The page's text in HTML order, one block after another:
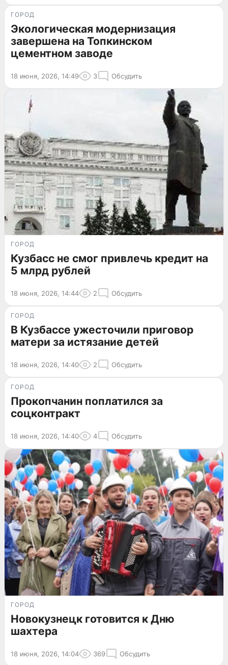
ГОРОД
Экологическая модернизация
завершена на Топкинском
цементном заводе
18 июня, 2026, 14:49 3 Обсудить
ГОРОД
Кузбасс не смог привлечь кредит на
5 млрд рублей
18 июня, 2026, 14:44 2 Обсудить
ГОРОД
В Кузбассе ужесточили приговор
матери за истязание детей
18 июня, 2026, 14:40 2 Обсудить
ГОРОД
Прокопчанин поплатился за
соцконтракт
18 июня, 2026, 14:40 4 Обсудить
ГОРОД
Новокузнецк готовится к Дню
шахтера
18 июня, 2026, 14:04 369 Обсудить